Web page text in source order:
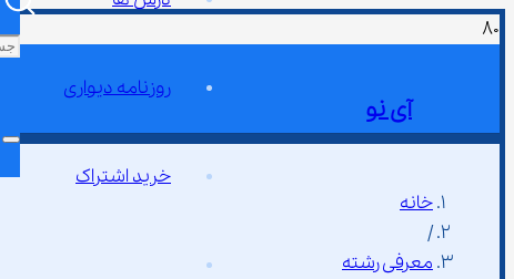
آی نو
روزنامه دیواری
خرید اشتراک
خانه
/
معرفی رشته